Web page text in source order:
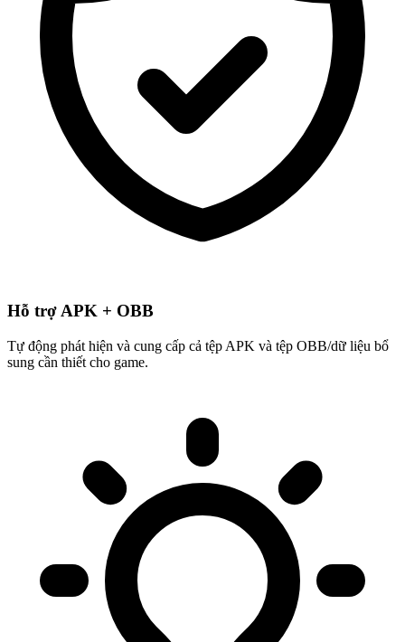
Hỗ trợ APK + OBB
Tự động phát hiện và cung cấp cả tệp APK và tệp OBB/dữ liệu bổ
sung cần thiết cho game.